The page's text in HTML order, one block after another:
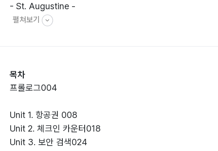
- St. Augustine -
펼쳐보기
목차
프롤로그004
Unit 1. 항공권 008
Unit 2. 체크인 카운터018
Unit 3. 보안 검색024